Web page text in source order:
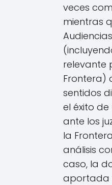
veces
mientras
relevante
Frontera)
sentidos
el éxito
ante los
la
análisis
caso, la
aportada